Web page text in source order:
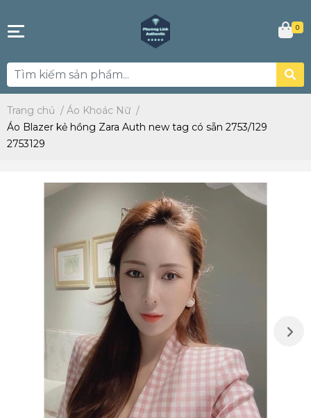
0
Trang chủ / Áo Khoác Nữ /
Áo Blazer kẻ hồng Zara Auth new tag có sẵn 2753/129
2753129